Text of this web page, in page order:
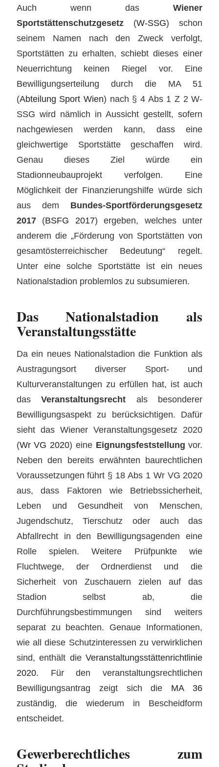
Auch wenn dasWiener
Sportstättenschutzgesetz(W-SSG) schon
seinem Namen nach den Zweck verfolgt,
Sportstätten zu erhalten, schiebt dieses einer
Neuerrichtung keinen Riegel vor. Eine
Bewilligungserteilung durch die MA 51
(Abteilung Sport Wien) nach § 4 Abs 1 Z 2 W-
SSG wird nämlich in Aussicht gestellt, sofern
nachgewiesen werden kann, dass eine
gleichwertige Sportstätte geschaffen wird.
Genau dieses Ziel würde ein
Stadionneubauprojekt verfolgen. Eine
Möglichkeit der Finanzierungshilfe würde sich
aus dem Bundes-Sportförderungsgesetz
2017(BSFG 2017) ergeben, welches unter
anderem die „Förderung von Sportstätten von
gesamtösterreichischer Bedeutung“ regelt.
Unter eine solche Sportstätte ist ein neues
Nationalstadion problemlos zu subsumieren.
Das Nationalstadion als
Veranstaltungsstätte
Da ein neues Nationalstadion die Funktion als
Austragungsort diverser Sport- und
Kulturveranstaltungen zu erfüllen hat, ist auch
dasVeranstaltungsrecht als besonderer
Bewilligungsaspekt zu berücksichtigen. Dafür
sieht das Wiener Veranstaltungsgesetz 2020
(Wr VG 2020) eine Eignungsfeststellung vor.
Neben den bereits erwähnten baurechtlichen
Voraussetzungen führt § 18 Abs 1 Wr VG 2020
aus, dass Faktoren wie Betriebssicherheit,
Leben und Gesundheit von Menschen,
Jugendschutz, Tierschutz oder auch das
Abfallrecht in den Bewilligungsagenden eine
Rolle spielen. Weitere Prüfpunkte wie
Fluchtwege, der Ordnerdienst und die
Sicherheit von Zuschauern zielen auf das
Stadion selbst ab, die
Durchführungsbestimmungen sind weiters
separat zu beachten. Genaue Informationen,
wie all diese Schutzinteressen zu verwirklichen
sind, enthält dieVeranstaltungsstättenrichtlinie
2020. Für den veranstaltungsrechtlichen
Bewilligungsantrag zeigt sich die MA 36
zuständig, die wiederum in Bescheidform
entscheidet.
Gewerberechtliches zum